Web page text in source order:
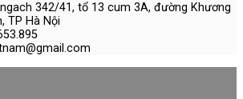
342/41, tổ 13 cum 3A, đường Khương
TP Hà Nội